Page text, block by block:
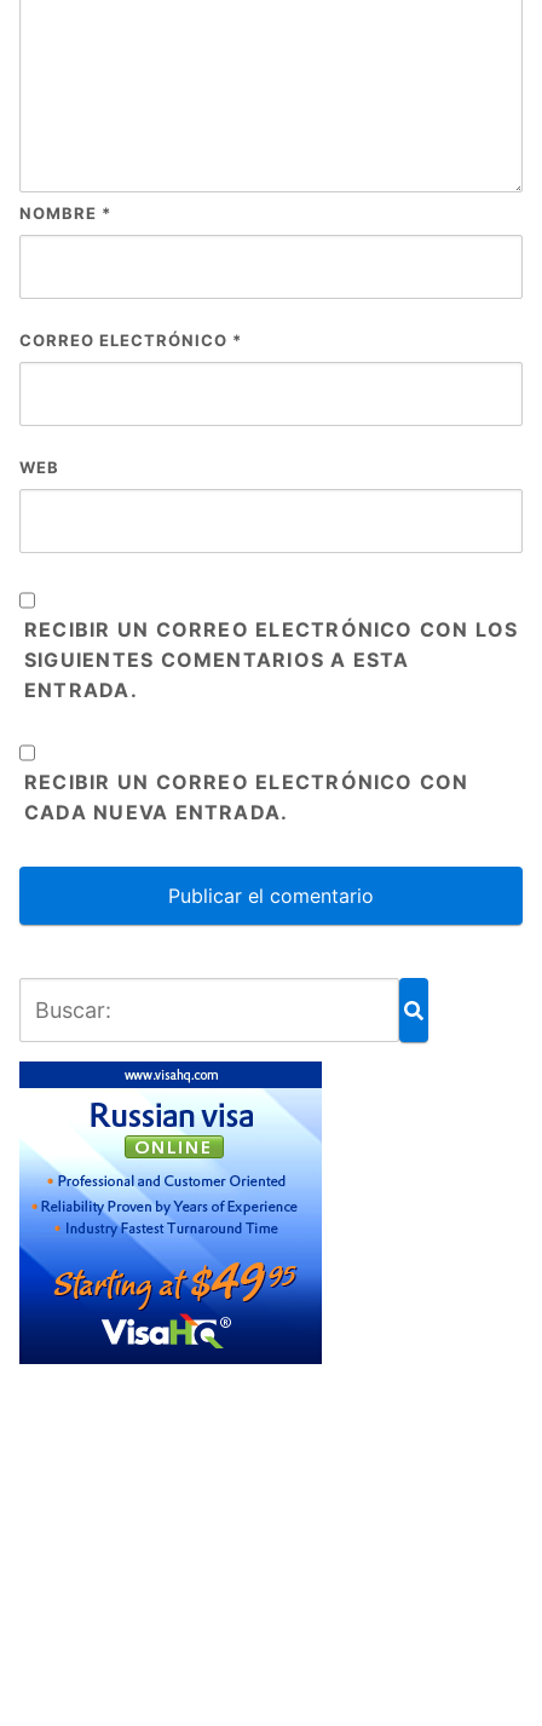
NOMBRE *
CORREO ELECTRÓNICO *
WEB
RECIBIR UN CORREO ELECTRÓNICO CON LOS
SIGUIENTES COMENTARIOS A ESTA
ENTRADA.
RECIBIR UN CORREO ELECTRÓNICO CON
CADA NUEVA ENTRADA.